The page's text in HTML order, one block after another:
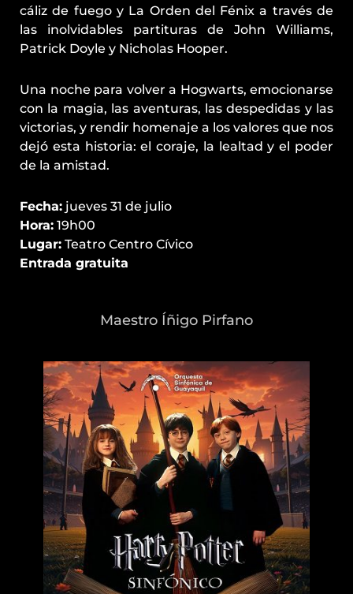
cáliz de fuego y La Orden del Fénix a través de
las inolvidables partituras de John Williams,
Patrick Doyle y Nicholas Hooper.
Una noche para volver a Hogwarts, emocionarse
con la magia, las aventuras, las despedidas y las
victorias, y rendir homenaje a los valores que nos
dejó esta historia: el coraje, la lealtad y el poder
de la amistad.
Fecha: jueves 31 de julio
Hora: 19h00
Lugar: Teatro Centro Cívico
Entrada gratuita
Maestro Íñigo Pirfano